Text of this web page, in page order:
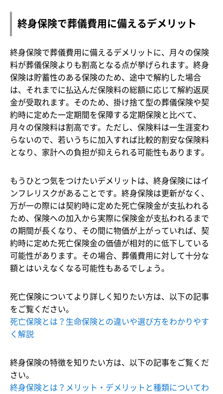
終身保険で葬儀費用に備えるデメリット
終身保険で葬儀費用に備えるデメリットに、月々の保険
料が葬儀保険よりも割高となる点が挙げられます。終身
保険は貯蓄性のある保険のため、途中で解約した場合
は、それまでに払込んだ保険料の総額に応じて解約返戻
金が受取れます。そのため、掛け捨て型の葬儀保険や契
約時に定めた一定期間を保障する定期保険と比べて、
月々の保険料は割高です。ただし、保険料は一生涯変わ
らないので、若いうちに加入すれば比較的割安な保険料
となり、家計への負担が抑えられる可能性もあります。
もうひとつ気をつけたいデメリットは、終身保険にはイ
ンフレリスクがあることです。終身保険は更新がなく、
万が一の際には契約時に定めた死亡保険金が支払われる
ため、保険への加入から実際に保険金が支払われるまで
の期間が長くなり、その間に物価が上がっていれば、契
約時に定めた死亡保険金の価値が相対的に低下している
可能性があります。その場合、葬儀費用に対して十分な
額とはいえなくなる可能性もあるでしょう。
死亡保険についてより詳しく知りたい方は、以下の記事
をご覧ください。
死亡保険とは？生命保険との違いや選び方をわかりやす
く解説
終身保険の特徴を知りたい方は、以下の記事をご覧くだ
さい。
終身保険とは？メリット・デメリットと種類についてわ